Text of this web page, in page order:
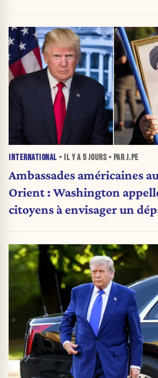
INTERNATIONAL • IL Y A 5 JOURS• PAR J.PE
Ambassades américaines
Orient : Washington
citoyens à envisager un